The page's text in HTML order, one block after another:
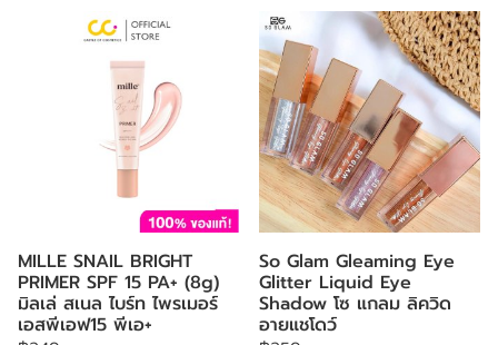
MILLE SNAIL BRIGHT
PRIMER SPF 15 PA+ (8g)
มิลเล่ สเนล ไบร์ท ไพรเมอร์
เอสพีเอฟ15 พีเอ+
So Glam Gleaming Eye
Glitter Liquid Eye
Shadow โซ แกลม ลิควิด
อายแชโดว์